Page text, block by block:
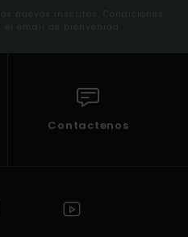
nuevos inscritos. Condiciones
el email de bienvenida
Contactenos